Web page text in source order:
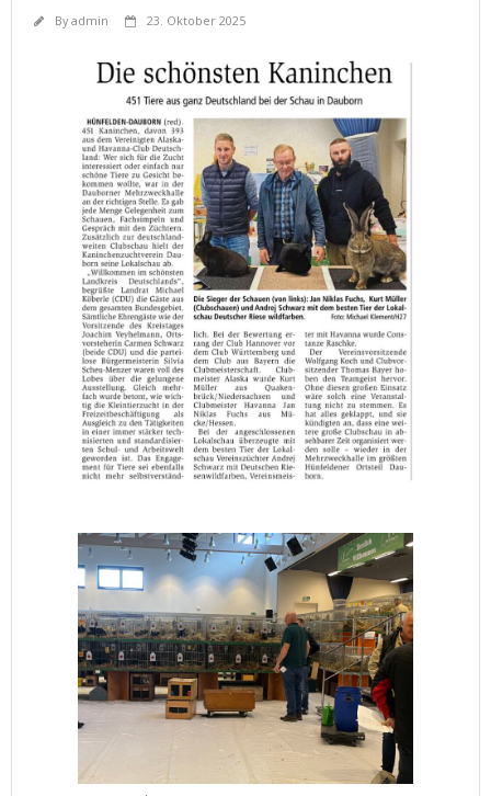
Byadmin 23. Oktober 2025